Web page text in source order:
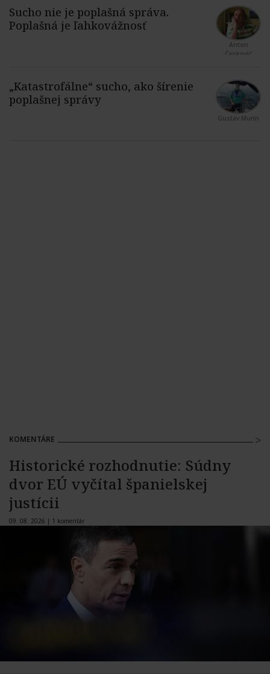
Anton
Čapkovič
Gustáv Murín
KOMENTÁRE
Historické rozhodnutie: Súdny
dvor EÚ vyčítal španielskej
justícii
09. 08. 2026 | 1 komentár